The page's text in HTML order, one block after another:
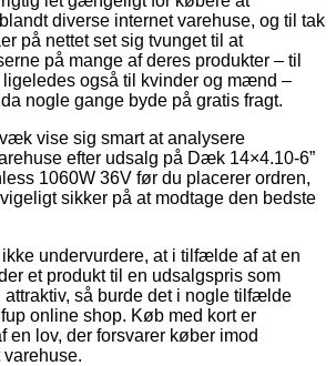
diverse internet varehuse, og til tak
på nettet set sig tvunget til at
på mange af deres produkter – til
ligeledes også til kvinder og mænd –
nogle gange byde på gratis fragt.
vise sig smart at analysere
efter udsalg på Dæk 14×4.10-6”
1060W 36V før du placerer ordren,
sikker på at modtage den bedste
undervurdere, at i tilfælde af at en
et produkt til en udsalgspris som
attraktiv, så burde det i nogle tilfælde
online shop. Køb med kort er
en lov, der forsvarer køber imod